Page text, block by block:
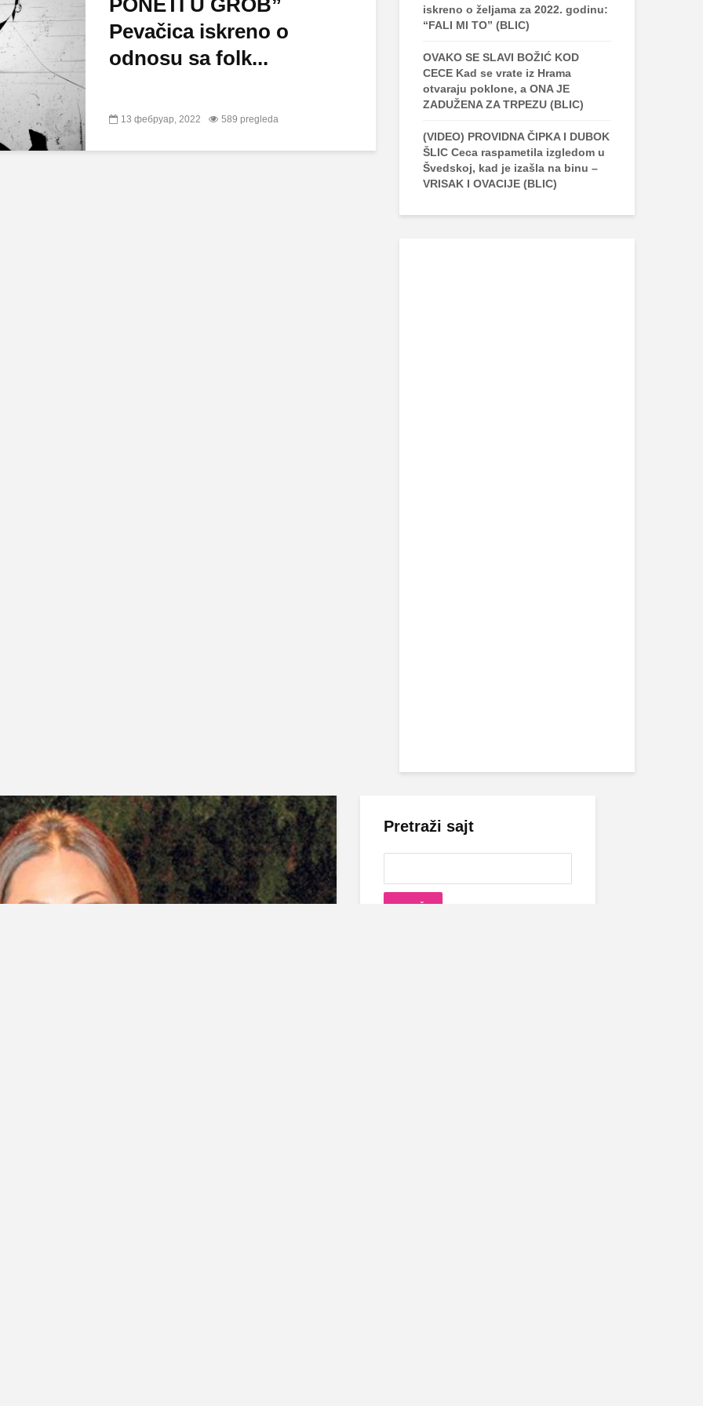
PONETI U GROB”
Pevačica iskreno o
odnosu sa folk...
13 фебруар, 2022 589 pregleda
iskreno o željama za 2022. godinu:
“FALI MI TO” (BLIC)
OVAKO SE SLAVI BOŽIĆ KOD
CECE Kad se vrate iz Hrama
otvaraju poklone, a ONA JE
ZADUŽENA ZA TRPEZU (BLIC)
(VIDEO) PROVIDNA ČIPKA I DUBOK
ŠLIC Ceca raspametila izgledom u
Švedskoj, kad je izašla na binu –
VRISAK I OVACIJE (BLIC)
Pretraži sajt